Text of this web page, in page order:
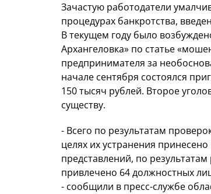
Зачастую работодатели
процедурах банкротства,
В текущем году было
Архангеловка» по статье
предпринимателя за
начале сентября состоялся
150 тысяч рублей. Второе
существу.
- Всего по результатам
целях их устранения
представлений, по
привлечено 64 должностных
- сообщили в пресс-службе